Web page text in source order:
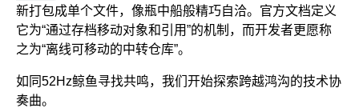
新打包成单个文件，像瓶中船般精巧自洽。官方文档定义
它为“通过存档移动对象和引用”的机制，而开发者更愿称
之为“离线可移动的中转仓库”。
如同52Hz鲸鱼寻找共鸣，我们开始探索跨越鸿沟的技术协
奏曲。